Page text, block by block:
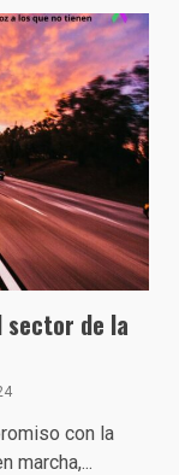
sector de la
con la
marcha,...